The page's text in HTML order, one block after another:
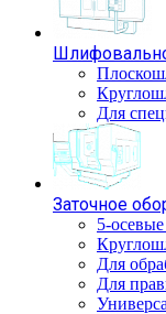
Для
Заточное
5-
Для
Для